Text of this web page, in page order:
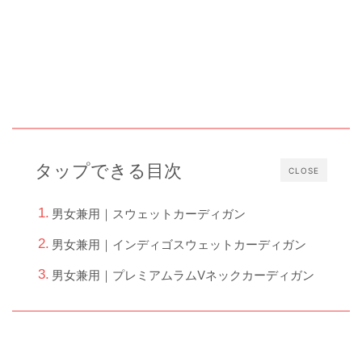
CLOSE
タップできる目次
男女兼用｜スウェットカーディガン
男女兼用｜インディゴスウェットカーディガン
男女兼用｜プレミアムラムVネックカーディガン